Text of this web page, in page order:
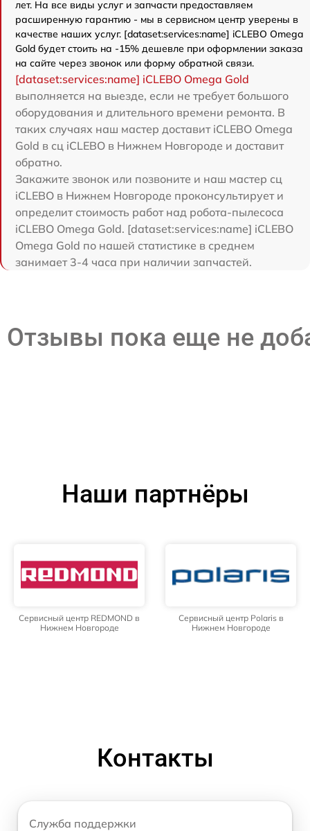
лет. На все виды услуг и запчасти предоставляем
расширенную гарантию - мы в сервисном центр уверены в
качестве наших услуг. [dataset:services:name] iCLEBO Omega
Gold будет стоить на -15% дешевле при оформлении заказа
на сайте через звонок или форму обратной связи.
[dataset:services:name] iCLEBO Omega Gold
выполняется на выезде, если не требует большого
оборудования и длительного времени ремонта. В
таких случаях наш мастер доставит iCLEBO Omega
Gold в сц iCLEBO в Нижнем Новгороде и доставит
обратно.
Закажите звонок или позвоните и наш мастер сц
iCLEBO в Нижнем Новгороде проконсультирует и
определит стоимость работ над робота-пылесоса
iCLEBO Omega Gold. [dataset:services:name] iCLEBO
Omega Gold по нашей статистике в среднем
занимает 3-4 часа при наличии запчастей.
Отзывы пока еще не
Наши партнёры
Сервисный центр REDMOND в
Нижнем Новгороде
Сервисный центр Polaris в
Нижнем Новгороде
Контакты
Служба поддержки